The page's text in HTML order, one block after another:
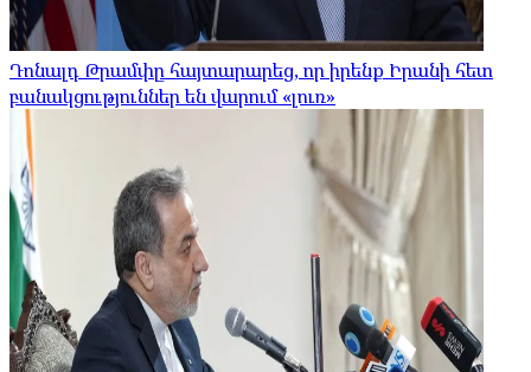
Դոնալդ Թրամփը հայտարարեց, որ իրենք Իրանի հետ
բանակցություններ են վարում «լուռ»